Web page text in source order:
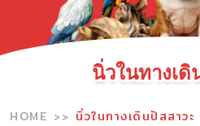
นิ่วในทางเดิ
HOME นิ่วในทางเดินปัสสาวะ